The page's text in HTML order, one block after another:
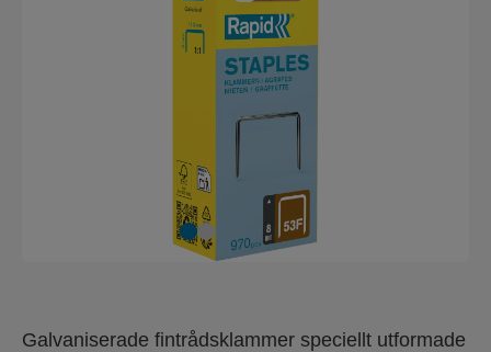
Galvaniserade fintrådsklammer speciellt utformade